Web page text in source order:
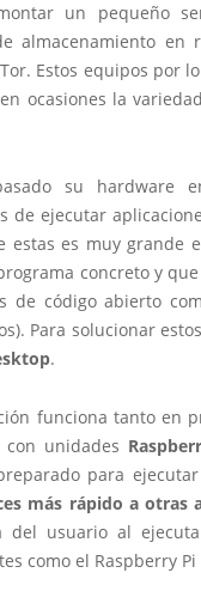
un pequeño
almacenamiento
Estos equipos por
ocasiones la
su hardware
de ejecutar
estas es muy grande
concreto y
de código abierto
Para solucionar
.
funciona tanto en
con unidades
para
más rápido a otras
del usuario al
como el Raspberry Pi